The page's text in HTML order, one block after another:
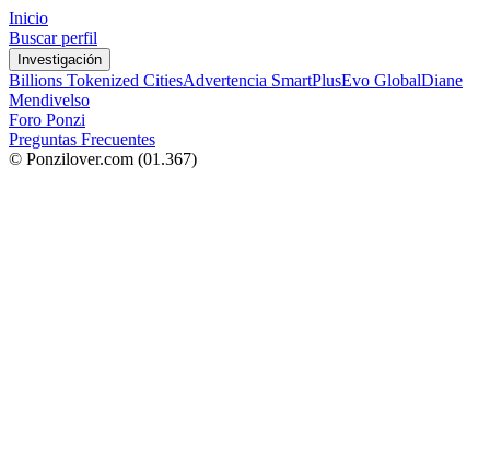
Inicio
Buscar perfil
Investigación
Billions Tokenized CitiesAdvertencia SmartPlusEvo GlobalDiane
Mendivelso
Foro Ponzi
Preguntas Frecuentes
© Ponzilover.com (01.367)